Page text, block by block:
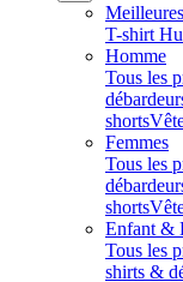
T-shirt
Homme
Tous les
shorts
Femmes
Tous les
shorts
Enfant &
Tous les
shirts &